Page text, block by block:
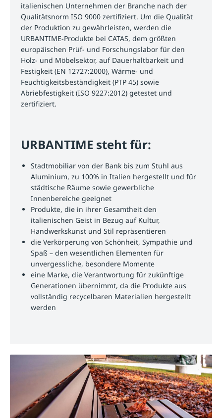
italienischen Unternehmen der Branche nach der
Qualitätsnorm ISO 9000 zertifiziert. Um die Qualität
der Produktion zu gewährleisten, werden die
URBANTIME-Produkte bei CATAS, dem größten
europäischen Prüf- und Forschungslabor für den
Holz- und Möbelsektor, auf Dauerhaltbarkeit und
Festigkeit (EN 12727:2000), Wärme- und
Feuchtigkeitsbeständigkeit (PTP 45) sowie
Abriebfestigkeit (ISO 9227:2012) getestet und
zertifiziert.
URBANTIME steht für:
Stadtmobiliar von der Bank bis zum Stuhl aus
Aluminium, zu 100% in Italien hergestellt und für
städtische Räume sowie gewerbliche
Innenbereiche geeignet
Produkte, die in ihrer Gesamtheit den
italienischen Geist in Bezug auf Kultur,
Handwerkskunst und Stil repräsentieren
die Verkörperung von Schönheit, Sympathie und
Spaß – den wesentlichen Elementen für
unvergessliche, besondere Momente
eine Marke, die Verantwortung für zukünftige
Generationen übernimmt, da die Produkte aus
vollständig recycelbaren Materialien hergestellt
werden